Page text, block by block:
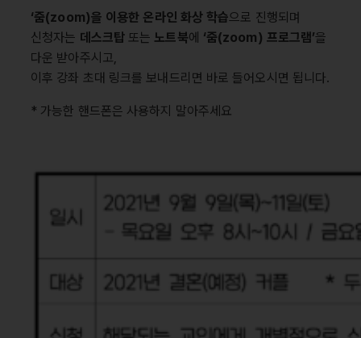
‘줌(zoom)을 이용한 온라인 화상 학습으로 진행되며
신청자는 데스크탑또는 노트북에 ‘줌(zoom) 프로그램’을
다운 받아주시고,
이후 강좌 초대 링크를 보내드리면 바로 들어오시면 됩니다.
* 가능한 핸드폰은 사용하지 말아주세요